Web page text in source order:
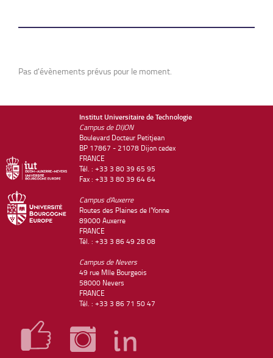
Pas d'évènements prévus pour le moment.
Institut Universitaire de Technologie
Campus de DIJON
Boulevard Docteur Petitjean
BP 17867 - 21078 Dijon cedex
FRANCE
Tél. : +33 3 80 39 65 95
Fax : +33 3 80 39 64 64
Campus d'Auxerre
Routes des Plaines de l'Yonne
89000 Auxerre
FRANCE
Tél. : +33 3 86 49 28 08
Campus de Nevers
49 rue Mlle Bourgeois
58000 Nevers
FRANCE
Tél. : +33 3 86 71 50 47